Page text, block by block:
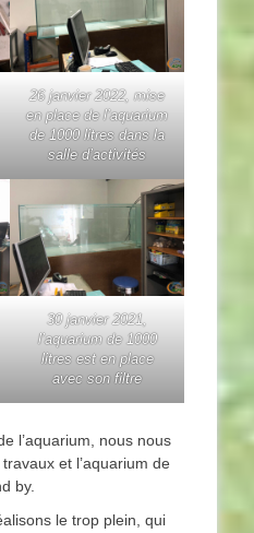
26 janvier 2022, mise
en place de l’aquarium
de 1000 litres dans la
salle d’activités
30 janvier 2021,
l’aquarium de 1000
litres est en place
avec son filtre
l’aquarium, nous nous
et l’aquarium de
by.
le trop plein, qui